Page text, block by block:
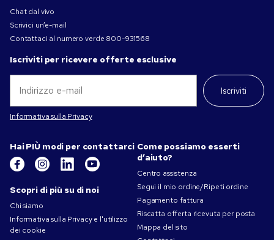
Chat dal vivo
Scrivici un’e-mail
Contattaci al numero verde 800-931568
Iscriviti per ricevere offerte esclusive
Iscriviti
Informativa sulla Privacy
Hai PIÙ modi per contattarci
Scopri di più su di noi
Chi siamo
Informativa sulla Privacy e l'utilizzo
dei cookie
Come possiamo esserti
d’aiuto?
Centro assistenza
Segui il mio ordine/Ripeti ordine
Pagamento fattura
Riscatta offerta ricevuta per posta
Mappa del sito